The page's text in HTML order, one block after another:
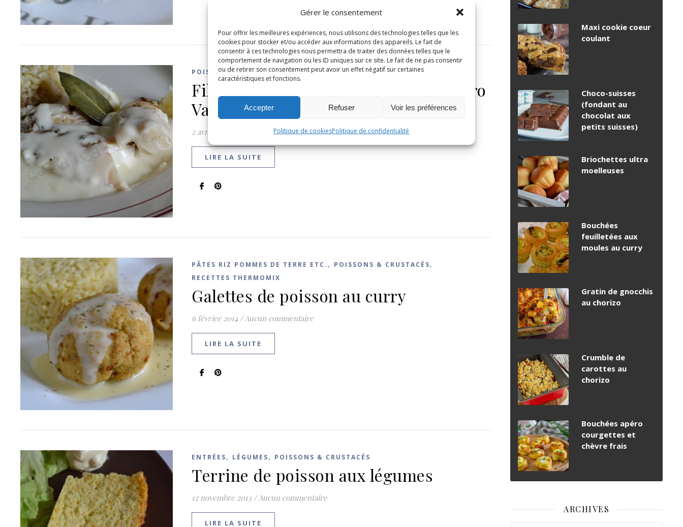
Gérer le consentement
Pour offrir les meilleures expériences, nous utilisons des technologies telles que les
cookies pour stocker et/ou accéder aux informations des appareils. Le fait de
consentir à ces technologies nous permettra de traiter des données telles que le
comportement de navigation ou les ID uniques sur ce site. Le fait de ne pas consentir
ou de retirer son consentement peut avoir un effet négatif sur certaines
caractéristiques et fonctions.
Accepter Refuser Voir les préférences
Politique de cookiesPolitique de confidentialité
POISSONS & CRUSTACÉS
Filets de lieu sauce crémeuse (au micro
Vap’)
2 avril 2016 Aucun commentaire
LIRE LA SUITE
PÂTES RIZ POMMES DE TERRE ETC. , POISSONS & CRUSTACÉS,
RECETTES THERMOMIX
Galettes de poisson au curry
6 février 2014 /Aucun commentaire
LIRE LA SUITE
ENTRÉES, LÉGUMES, POISSONS & CRUSTACÉS
Terrine de poisson aux légumes
12 novembre 2013 /Aucun commentaire
LIRE LA SUITE
Maxi cookie coeur
coulant
Choco-suisses
(fondant au
chocolat aux
petits suisses)
Briochettes ultra
moelleuses
Bouchées
feuilletées aux
moules au curry
Gratin de gnocchis
au chorizo
Crumble de
carottes au
chorizo
Bouchées apéro
courgettes et
chèvre frais
ARCHIVES